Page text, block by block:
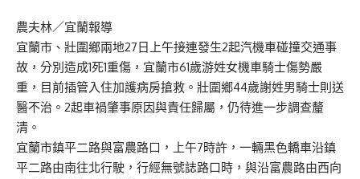
農夫林／宜蘭報導
宜蘭市、壯圍鄉兩地27日上午接連發生2起汽機車碰撞交通事
故，分別造成1死1重傷，宜蘭市61歲游姓女機車騎士傷勢嚴
重，目前插管入住加護病房搶救。壯圍鄉44歲謝姓男騎士則送
醫不治。2起車禍肇事原因與責任歸屬，仍待進一步調查釐
清。
宜蘭市鎮平二路與富農路口，上午7時許，一輛黑色轎車沿鎮
平二路由南往北行駛，行經無號誌路口時，與沿富農路由西向